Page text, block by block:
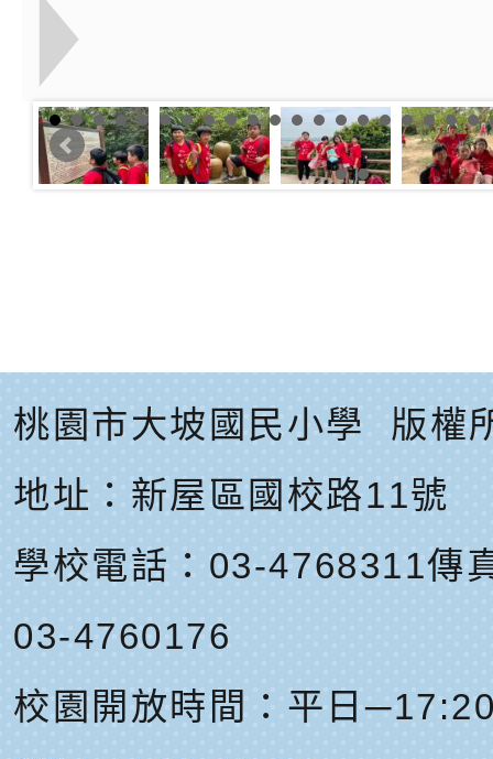
桃園市大坡國民小學
版權
地址： 新屋區國校路11號
學校電話：03-4768311傳
03-4760176
校園開放時間：平日